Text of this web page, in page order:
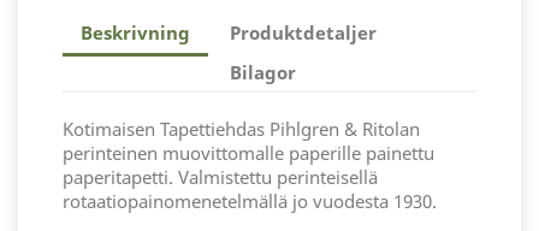
Beskrivning
Produktdetaljer
Bilagor
Kotimaisen Tapettiehdas Pihlgren & Ritolan
perinteinen muovittomalle paperille painettu
paperitapetti. Valmistettu perinteisellä
rotaatiopainomenetelmällä jo vuodesta 1930.